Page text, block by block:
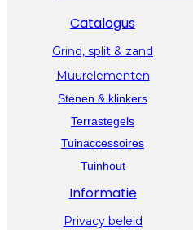
Catalogus
Grind, split & zand
Muurelementen
Stenen & klinkers
Terrastegels
Tuinaccessoires
Tuinhout
Informatie
Privacy beleid